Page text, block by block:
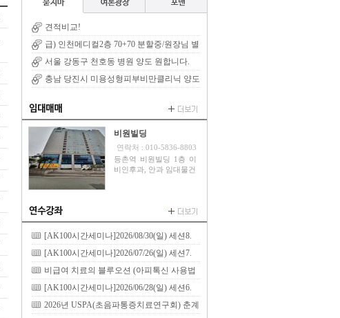
견적비교!
급) 인천메디컬2층 70+70 분할중/원장님 별
세로 양도/권리금X 렌트프리
서울 강동구 천호동 병원 양도 원합니다.
충남 당진시 미용성형피부비만클리닉 양도
비원빌딩
연락처 : 010-5836-8803
등촌역 비원빌딩 1층 이
비인후과, 안과 임대물건
[AK100시간세미나]2026/08/30(일) 세션8.
기능신경학
[AK100시간세미나]2026/07/26(일) 세션7.
곰팡이 감염과 전신 통증의 상관관계 및 Cranial
Fault의 임상적 실전 적용
비급여 치료의 블루오션 (아피톡신 사용법
노하우 공개)
[AK100시간세미나]2026/06/28(일) 세션6.
족부 도수치료와 족부의 주사치료
2026년 USPA(초음파통증치료연구회) 춘계